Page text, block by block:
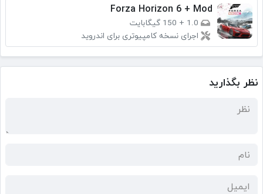
Forza Horizon 6 + Mod
1.0
+ 150 گیگابایت
اجرای نسخه کامپیوتری برای اندروید
نظر بگذارید